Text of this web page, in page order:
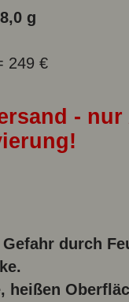
g
249 €
-
durch
heißen